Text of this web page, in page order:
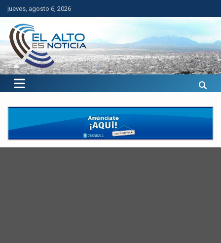
Saltar
al
contenido
jueves, agosto 6, 2026
El Alto es Noticia
Últimas noticias de El Alto, Bolivia y el mundo.